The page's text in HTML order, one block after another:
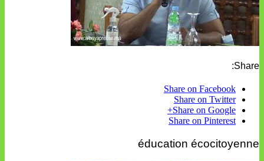
Share:
Share on Facebook
Share on Twitter
Share on Google+
Share on Pinterest
éducation écocitoyenne